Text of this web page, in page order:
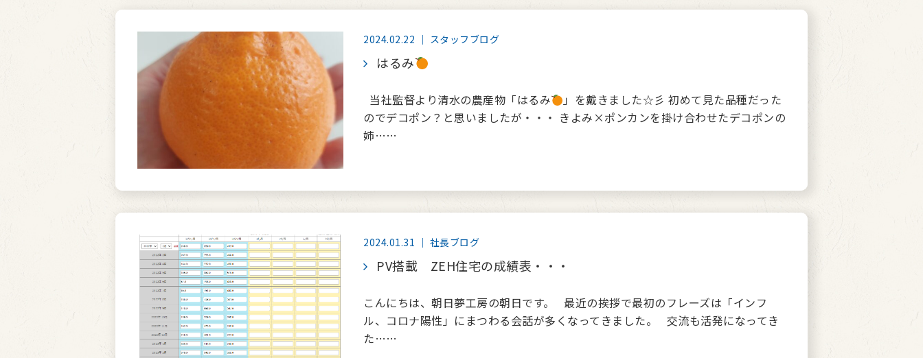
2024.02.22 ｜ スタッフブログ
はるみ
当社監督より清水の農産物「はるみ
」を戴きました☆彡 初めて見た品種だった
のでデコポン？と思いましたが・・・ きよみ×ポンカンを掛け合わせたデコポンの
姉……
2024.01.31 ｜ 社長ブログ
PV搭載 ZEH住宅の成績表・・・
こんにちは、朝日夢工房の朝日です。 最近の挨拶で最初のフレーズは「インフ
ル、コロナ陽性」にまつわる会話が多くなってきました。 交流も活発になってき
た……